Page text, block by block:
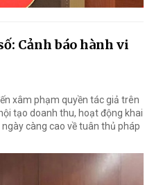
Cảnh báo hành vi
xâm phạm quyền tác giả trên
tạo doanh thu, hoạt động khai
càng cao về tuân thủ pháp